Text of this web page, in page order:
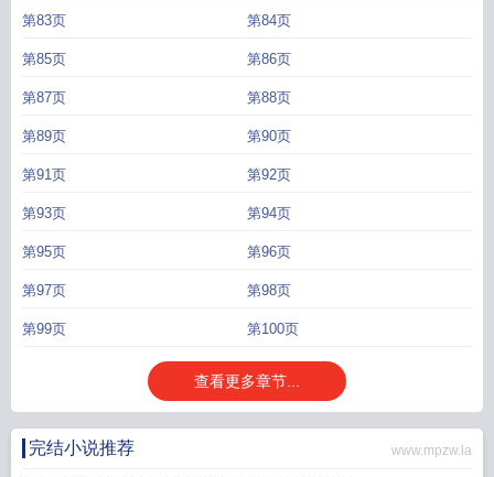
第83页 第84页
第85页 第86页
第87页 第88页
第89页 第90页
第91页 第92页
第93页 第94页
第95页 第96页
第97页 第98页
第99页 第100页
查看更多章节...
完结小说推荐 www.mpzw.la